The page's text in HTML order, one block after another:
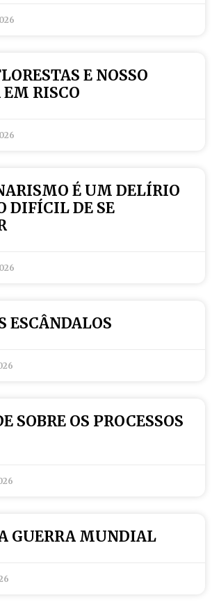
E NOSSO
RISCO
É UM DELÍRIO
DIFÍCIL DE SE
ESCÂNDALOS
SOBRE OS PROCESSOS
GUERRA MUNDIAL